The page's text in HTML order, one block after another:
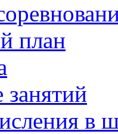
план
занятий
в